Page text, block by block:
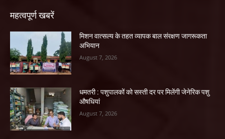
महत्वपूर्ण खबरें
मिशन वात्सल्य के तहत व्यापक बाल संरक्षण जागरूकता
अभियान
August 7, 2026
धमतरी : पशुपालकों को सस्ती दर पर मिलेंगी जेनेरिक पशु
औषधियां
August 7, 2026